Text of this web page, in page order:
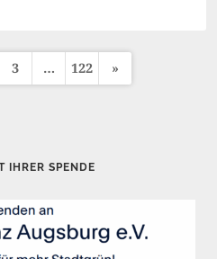
3 … 122 »
IHRER SPENDE